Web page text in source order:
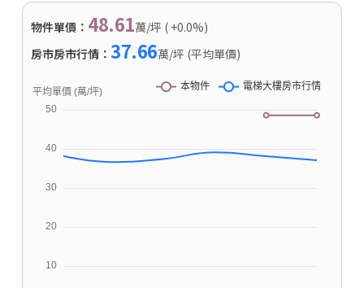
物件單價： 48.61萬/坪 ( +0.0%)
房市房市行情： 37.66萬/坪 (平均單價)